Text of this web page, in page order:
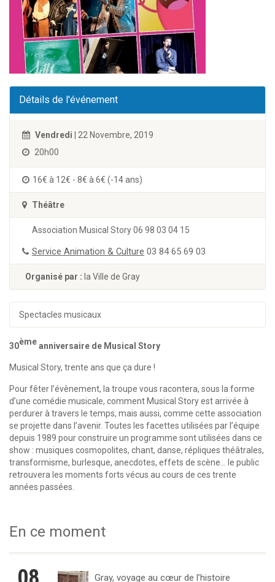
Détails de l'événement
Vendredi | 22 Novembre, 2019
20h00
16€ à 12€ - 8€ à 6€ (-14 ans)
Théâtre
Association Musical Story 06 98 03 04 15
Service Animation & Culture 03 84 65 69 03
Organisé par : la Ville de Gray
Spectacles musicaux
30èmeanniversaire de Musical Story
Musical Story, trente ans que ça dure !
Pour fêter l’évènement, la troupe vous racontera, sous la forme
d’une comédie musicale, comment Musical Story est arrivée à
perdurer à travers le temps, mais aussi, comme cette association
se projette dans l’avenir. Toutes les facettes utilisées par l’équipe
depuis 1989 pour construire un programme sont utilisées dans ce
show : musiques cosmopolites, chant, danse, répliques théâtrales,
transformisme, burlesque, anecdotes, effets de scène… le public
retrouvera les moments forts vécus au cours de ces trente
années passées.
En ce moment
Gray, voyage au cœur de l’histoire